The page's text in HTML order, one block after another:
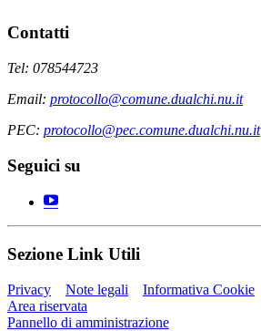
Contatti
Tel: 078544723
Email: protocollo@comune.dualchi.nu.it
PEC: protocollo@pec.comune.dualchi.nu.it
Seguici su
Sezione Link Utili
Privacy Note legali
Informativa Cookie
Area riservata
Pannello di amministrazione